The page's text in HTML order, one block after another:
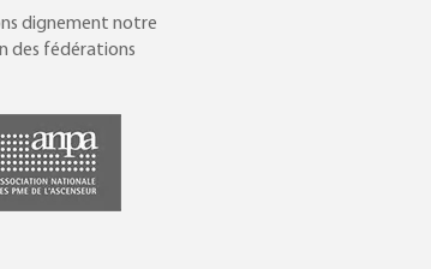
dignement notre
des fédérations